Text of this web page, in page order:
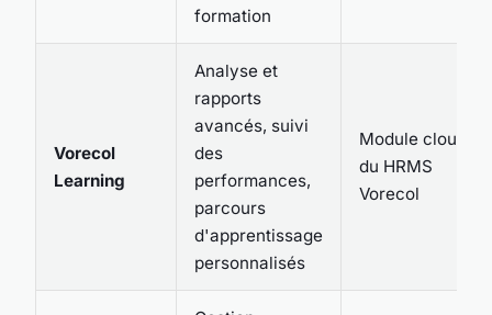
formation
Vorecol
Learning
Analyse et
rapports
avancés, suivi
des
performances,
parcours
d'apprentissage
personnalisés
Module cloud
du HRMS
Vorecol